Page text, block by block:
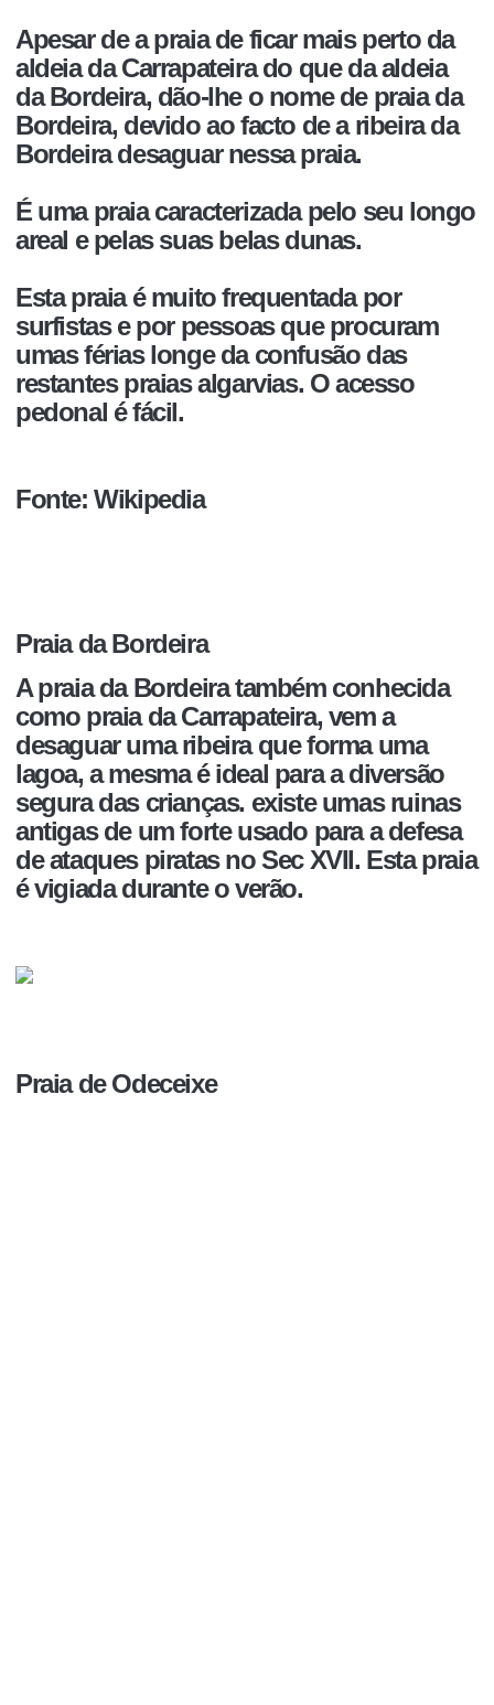
Apesar de a praia de ficar mais perto da
aldeia da Carrapateira do que da aldeia
da Bordeira, dão-lhe o nome de praia da
Bordeira, devido ao facto de a ribeira da
Bordeira desaguar nessa praia.
É uma praia caracterizada pelo seu longo
areal e pelas suas belas dunas.
Esta praia é muito frequentada por
surfistas e por pessoas que procuram
umas férias longe da confusão das
restantes praias algarvias. O acesso
pedonal é fácil.
Fonte: Wikipedia
Praia da Bordeira
A praia da Bordeira também conhecida
como praia da Carrapateira, vem a
desaguar uma ribeira que forma uma
lagoa, a mesma é ideal para a diversão
segura das crianças. existe umas ruinas
antigas de um forte usado para a defesa
de ataques piratas no Sec XVII. Esta praia
é vigiada durante o verão.
Praia de Odeceixe